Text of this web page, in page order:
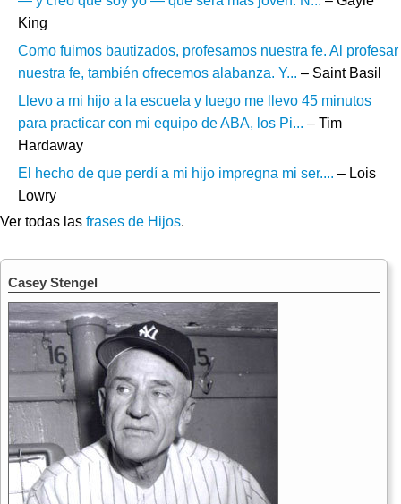
King
Como fuimos bautizados, profesamos nuestra fe. Al profesar
nuestra fe, también ofrecemos alabanza. Y... – Saint Basil
Llevo a mi hijo a la escuela y luego me llevo 45 minutos
para practicar con mi equipo de ABA, los Pi... – Tim
Hardaway
El hecho de que perdí a mi hijo impregna mi ser.... – Lois
Lowry
Ver todas las frases de Hijos.
Casey Stengel